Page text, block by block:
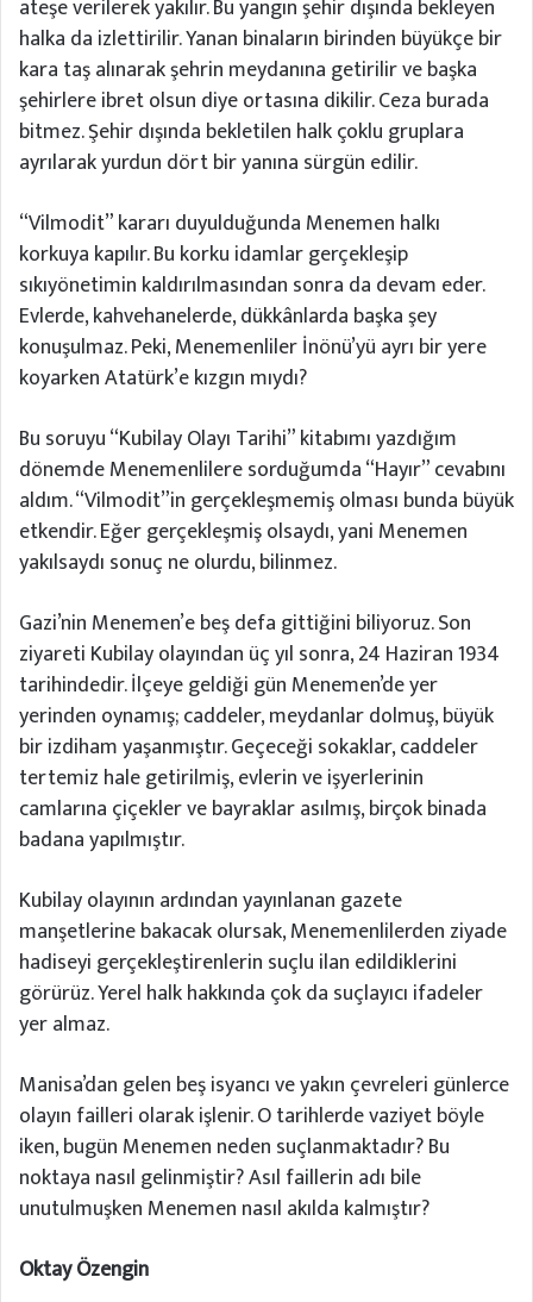
ateşe verilerek yakılır. Bu yangın şehir dışında bekleyen
halka da izlettirilir. Yanan binaların birinden büyükçe bir
kara taş alınarak şehrin meydanına getirilir ve başka
şehirlere ibret olsun diye ortasına dikilir. Ceza burada
bitmez. Şehir dışında bekletilen halk çoklu gruplara
ayrılarak yurdun dört bir yanına sürgün edilir.
“Vilmodit” kararı duyulduğunda Menemen halkı
korkuya kapılır. Bu korku idamlar gerçekleşip
sıkıyönetimin kaldırılmasından sonra da devam eder.
Evlerde, kahvehanelerde, dükkânlarda başka şey
konuşulmaz. Peki, Menemenliler İnönü’yü ayrı bir yere
koyarken Atatürk’e kızgın mıydı?
Bu soruyu “Kubilay Olayı Tarihi” kitabımı yazdığım
dönemde Menemenlilere sorduğumda “Hayır” cevabını
aldım. “Vilmodit”in gerçekleşmemiş olması bunda büyük
etkendir. Eğer gerçekleşmiş olsaydı, yani Menemen
yakılsaydı sonuç ne olurdu, bilinmez.
Gazi’nin Menemen’e beş defa gittiğini biliyoruz. Son
ziyareti Kubilay olayından üç yıl sonra, 24 Haziran 1934
tarihindedir. İlçeye geldiği gün Menemen’de yer
yerinden oynamış; caddeler, meydanlar dolmuş, büyük
bir izdiham yaşanmıştır. Geçeceği sokaklar, caddeler
tertemiz hale getirilmiş, evlerin ve işyerlerinin
camlarına çiçekler ve bayraklar asılmış, birçok binada
badana yapılmıştır.
Kubilay olayının ardından yayınlanan gazete
manşetlerine bakacak olursak, Menemenlilerden ziyade
hadiseyi gerçekleştirenlerin suçlu ilan edildiklerini
görürüz. Yerel halk hakkında çok da suçlayıcı ifadeler
yer almaz.
Manisa’dan gelen beş isyancı ve yakın çevreleri günlerce
olayın failleri olarak işlenir. O tarihlerde vaziyet böyle
iken, bugün Menemen neden suçlanmaktadır? Bu
noktaya nasıl gelinmiştir? Asıl faillerin adı bile
unutulmuşken Menemen nasıl akılda kalmıştır?
Oktay Özengin